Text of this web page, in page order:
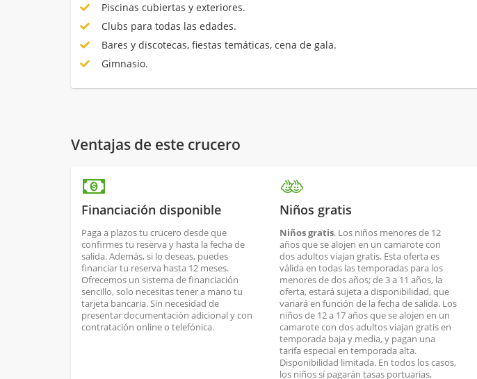
Piscinas cubiertas y exteriores.
Clubs para todas las edades.
Bares y discotecas, fiestas temáticas, cena de gala.
Gimnasio.
Ventajas de este crucero
Financiación disponible
Paga a plazos tu crucero desde que
confirmes tu reserva y hasta la fecha de
salida. Además, si lo deseas, puedes
financiar tu reserva hasta 12 meses.
Ofrecemos un sistema de financiación
sencillo, solo necesitas tener a mano tu
tarjeta bancaria. Sin necesidad de
presentar documentación adicional y con
contratación online o telefónica.
Niños gratis
Niños gratis. Los niños menores de 12
años que se alojen en un camarote con
dos adultos viajan gratis. Esta oferta es
válida en todas las temporadas para los
menores de dos años; de 3 a 11 años, la
oferta, estará sujeta a disponibilidad, que
variará en función de la fecha de salida. Los
niños de 12 a 17 años que se alojen en un
camarote con dos adultos viajan gratis en
temporada baja y media, y pagan una
tarifa especial en temporada alta.
Disponibilidad limitada. En todos los casos,
los niños sí pagarán tasas portuarias,